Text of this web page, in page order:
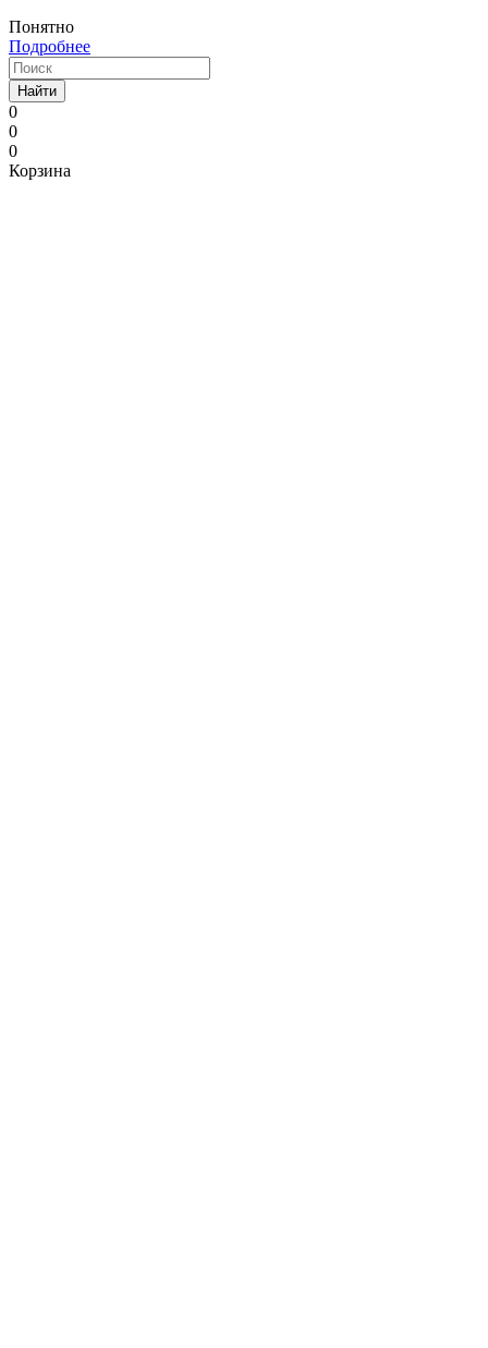
Понятно
Подробнее
Найти
0
0
0
Корзина